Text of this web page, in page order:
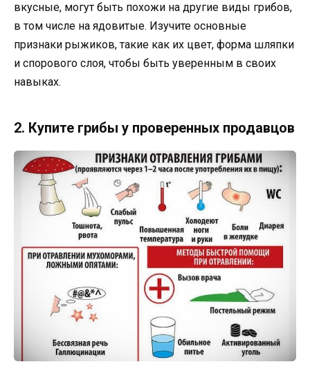
вкусные, могут быть похожи на другие виды грибов,
в том числе на ядовитые. Изучите основные
признаки рыжиков, такие как их цвет, форма шляпки
и спорового слоя, чтобы быть уверенным в своих
навыках.
2. Купите грибы у проверенных продавцов